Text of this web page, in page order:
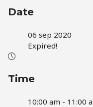
Date
06 sep 2020
Expired!
Time
10:00 am - 11:00